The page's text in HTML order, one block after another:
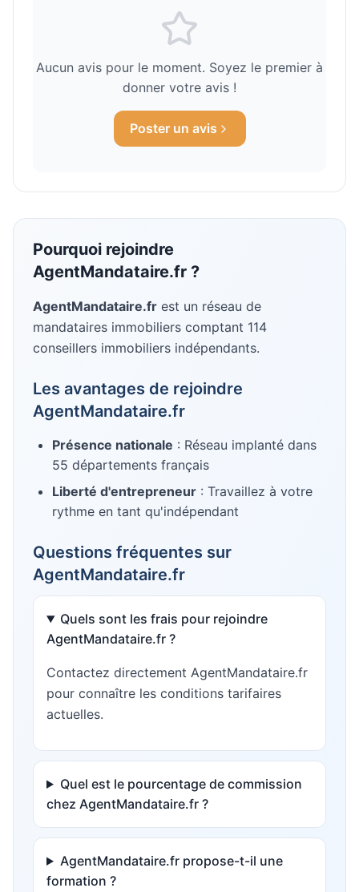
Aucun avis pour le moment. Soyez le premier à
donner votre avis !
Poster un avis
Pourquoi rejoindre
AgentMandataire.fr ?
AgentMandataire.fr est un réseau de
mandataires immobiliers comptant 114
conseillers immobiliers indépendants.
Les avantages de rejoindre
AgentMandataire.fr
Présence nationale : Réseau implanté dans
55 départements français
Liberté d'entrepreneur : Travaillez à votre
rythme en tant qu'indépendant
Questions fréquentes sur
AgentMandataire.fr
Quels sont les frais pour rejoindre
AgentMandataire.fr ?
Contactez directement AgentMandataire.fr
pour connaître les conditions tarifaires
actuelles.
Quel est le pourcentage de commission
chez AgentMandataire.fr ?
AgentMandataire.fr propose-t-il une
formation ?